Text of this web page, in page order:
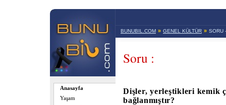
Anasayfa
Yaşam
BUNUBIL.COM » GENEL KÜLTÜR » SORU
Soru :
Dişler, yerleştikleri kemik
bağlanmıştır?